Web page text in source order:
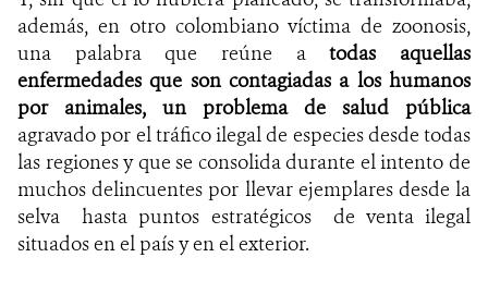
además, en otro colombiano víctima de zoonosis,
una palabra que reúne atodas aquellas
enfermedades que son contagiadas a los humanos
por animales, un problema de salud pública
agravado por el tráfico ilegal de especies desde todas
las regiones y que se consolida durante el intento de
muchos delincuentes por llevar ejemplares desde la
selva hasta puntos estratégicos de venta ilegal
situados en el país y en el exterior.